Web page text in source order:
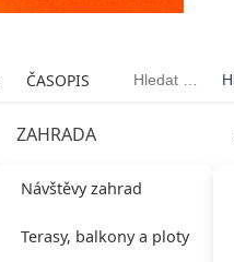
ČASOPIS Vyhledávání
ZAHRADA
Návštěvy zahrad
Terasy, balkony a ploty